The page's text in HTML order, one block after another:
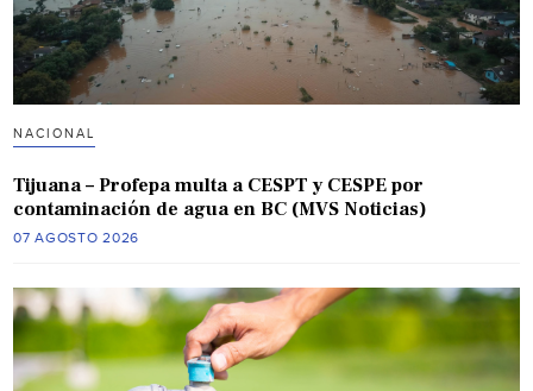
NACIONAL
Tijuana – Profepa multa a CESPT y CESPE por
contaminación de agua en BC (MVS Noticias)
07 AGOSTO 2026